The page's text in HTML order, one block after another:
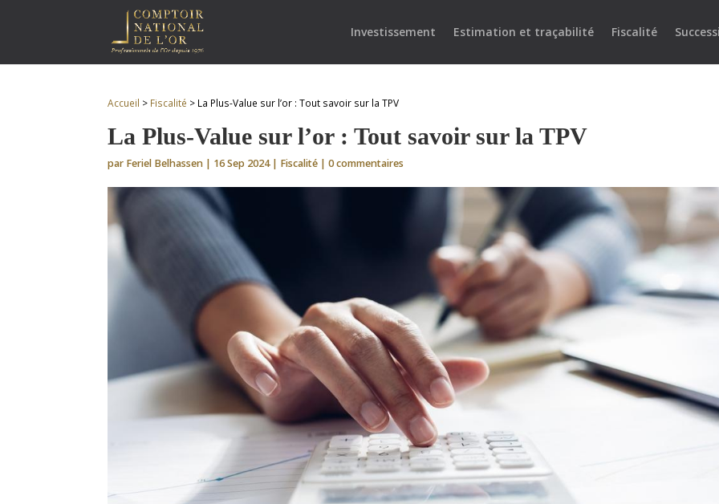
Investissement Estimation et traçabilité Fiscalité
Accueil > Fiscalité > La Plus-Value sur l’or : Tout savoir sur la TPV
La Plus-Value sur l’or : Tout savoir sur la TPV
par Feriel Belhassen | 16 Sep 2024| Fiscalité |0 commentaires